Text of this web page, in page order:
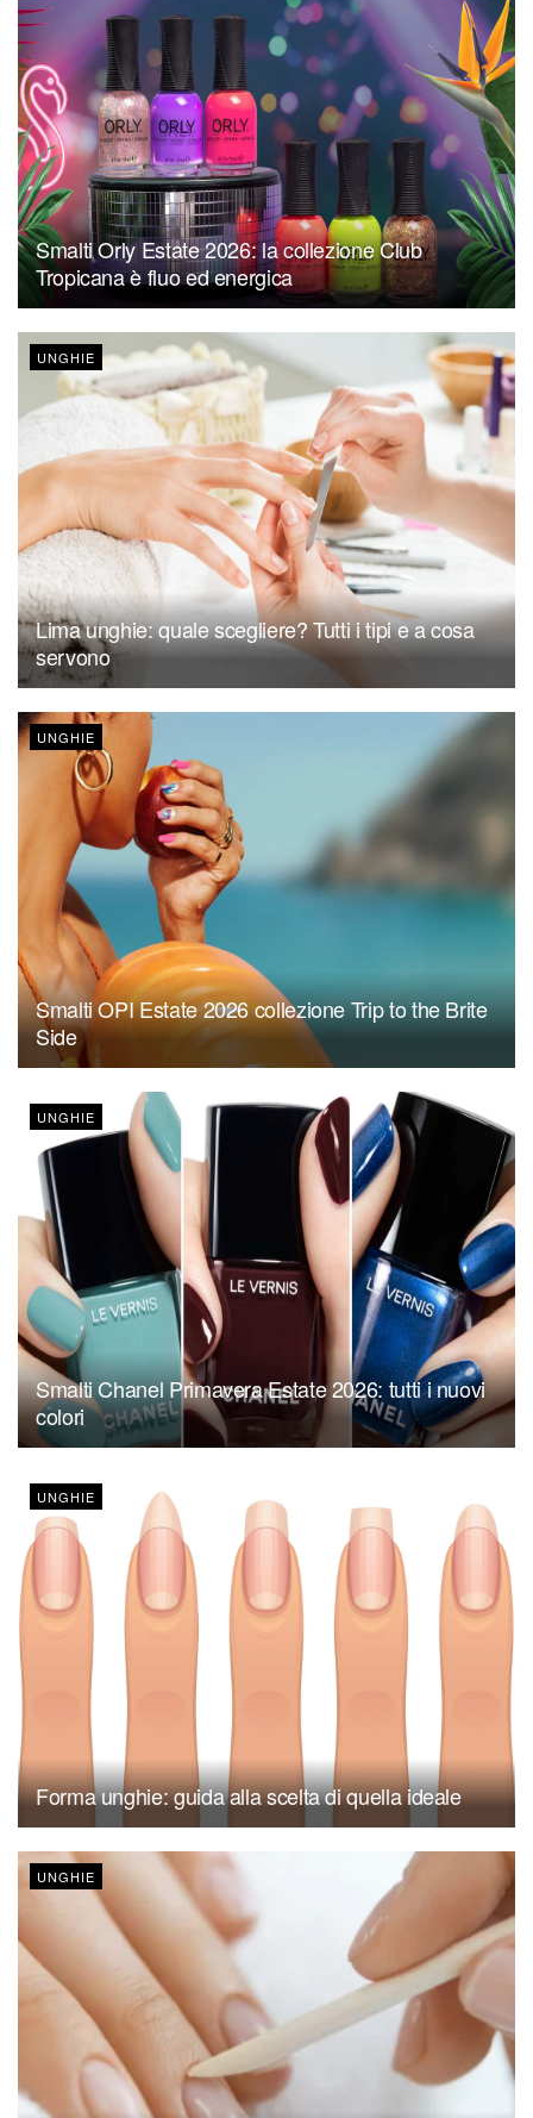
Smalti Orly Estate 2026: la collezione Club
Tropicana è fluo ed energica
UNGHIE
Lima unghie: quale scegliere? Tutti i tipi e a cosa
servono
UNGHIE
Smalti OPI Estate 2026 collezione Trip to the Brite
Side
UNGHIE
Smalti Chanel Primavera Estate 2026: tutti i nuovi
colori
UNGHIE
Forma unghie: guida alla scelta di quella ideale
UNGHIE